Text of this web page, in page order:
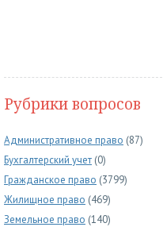
Рубрики вопросов
Административное право (87)
Бухгалтерский учет (0)
Гражданское право (3799)
Жилищное право (469)
Земельное право (140)